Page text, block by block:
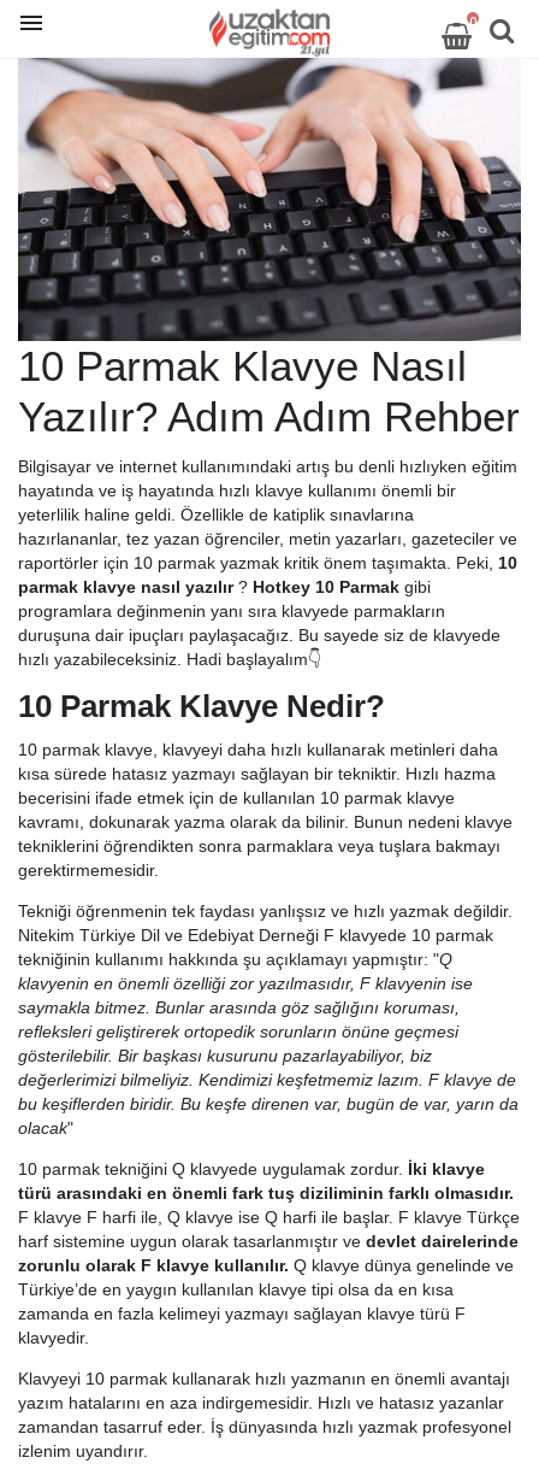
0
10 Parmak Klavye Nasıl
Yazılır? Adım Adım Rehber
Bilgisayar ve internet kullanımındaki artış bu denli hızlıyken eğitim
hayatında ve iş hayatında hızlı klavye kullanımı önemli bir
yeterlilik haline geldi. Özellikle de katiplik sınavlarına
hazırlananlar, tez yazan öğrenciler, metin yazarları, gazeteciler ve
raportörler için 10 parmak yazmak kritik önem taşımakta. Peki, 10
parmak klavye nasıl yazılır? Hotkey 10 Parmak gibi
programlara değinmenin yanı sıra klavyede parmakların
duruşuna dair ipuçları paylaşacağız. Bu sayede siz de klavyede
hızlı yazabileceksiniz. Hadi başlayalım👇
10 Parmak Klavye Nedir?
10 parmak klavye, klavyeyi daha hızlı kullanarak metinleri daha
kısa sürede hatasız yazmayı sağlayan bir tekniktir. Hızlı hazma
becerisini ifade etmek için de kullanılan 10 parmak klavye
kavramı, dokunarak yazma olarak da bilinir. Bunun nedeni klavye
tekniklerini öğrendikten sonra parmaklara veya tuşlara bakmayı
gerektirmemesidir.
Tekniği öğrenmenin tek faydası yanlışsız ve hızlı yazmak değildir.
Nitekim Türkiye Dil ve Edebiyat Derneği F klavyede 10 parmak
tekniğinin kullanımı hakkında şu açıklamayı yapmıştır: "Q
klavyenin en önemli özelliği zor yazılmasıdır, F klavyenin ise
saymakla bitmez. Bunlar arasında göz sağlığını koruması,
refleksleri geliştirerek ortopedik sorunların önüne geçmesi
gösterilebilir. Bir başkası kusurunu pazarlayabiliyor, biz
değerlerimizi bilmeliyiz. Kendimizi keşfetmemiz lazım. F klavye de
bu keşiflerden biridir. Bu keşfe direnen var, bugün de var, yarın da
olacak"
10 parmak tekniğini Q klavyede uygulamak zordur. İki klavye
türü arasındaki en önemli fark tuş diziliminin farklı olmasıdır.
F klavye F harfi ile, Q klavye ise Q harfi ile başlar. F klavye Türkçe
harf sistemine uygun olarak tasarlanmıştır ve devlet dairelerinde
zorunlu olarak F klavye kullanılır. Q klavye dünya genelinde ve
Türkiye’de en yaygın kullanılan klavye tipi olsa da en kısa
zamanda en fazla kelimeyi yazmayı sağlayan klavye türü F
klavyedir.
Klavyeyi 10 parmak kullanarak hızlı yazmanın en önemli avantajı
yazım hatalarını en aza indirgemesidir. Hızlı ve hatasız yazanlar
zamandan tasarruf eder. İş dünyasında hızlı yazmak profesyonel
izlenim uyandırır.